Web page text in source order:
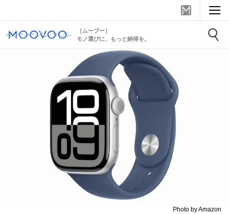
［ムーブー］
モノ選びに、もっと納得を。
Photo by Amazon